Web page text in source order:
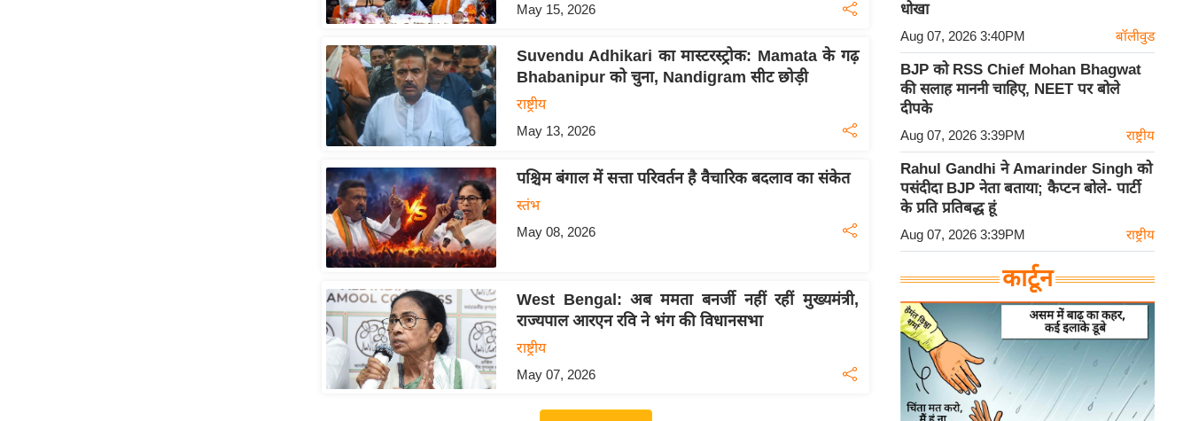
May 15, 2026
Suvendu Adhikari का मास्टरस्ट्रोक: Mamata के गढ़
Bhabanipur को चुना, Nandigram सीट छोड़ी
राष्ट्रीय
May 13, 2026
पश्चिम बंगाल में सत्ता परिवर्तन है वैचारिक बदलाव का संकेत
स्तंभ
May 08, 2026
West Bengal: अब ममता बनर्जी नहीं रहीं मुख्यमंत्री,
राज्यपाल आरएन रवि ने भंग की विधानसभा
राष्ट्रीय
May 07, 2026
धोखा
Aug 07, 2026 3:40PM बॉलीवुड
BJP को RSS Chief Mohan Bhagwat
की सलाह माननी चाहिए, NEET पर बोले
दीपके
Aug 07, 2026 3:39PM राष्ट्रीय
Rahul Gandhi ने Amarinder Singh को
पसंदीदा BJP नेता बताया; कैप्टन बोले- पार्टी
के प्रति प्रतिबद्ध हूं
Aug 07, 2026 3:39PM राष्ट्रीय
कार्टून